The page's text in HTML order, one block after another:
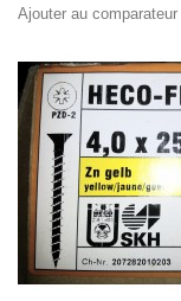
Ajouter au comparateur